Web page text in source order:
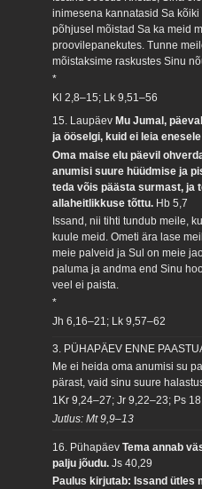
inimesena kannatasid Sa kõiki
põhjusel mõistad Sa ka meid
proovilepanekutes. Tunne
mõistaksime raskustes Sinu
*
Kl 2,8–15; Lk 9,51–56
15. Laupäev Mu Jumal,
ja ööselgi, kuid ei leia
Oma maise elu päevil
anumisi suure hüüdmise ja
teda võis päästa surmast, ja
allaheitlikkuse tõttu. Hb 5,7
Issand, nii tihti tundub meile,
kuule meid. Ometi ära lase
meie palveid ja Sul on meie
paluma ja andma end Sinu
veel ei paista.
*
Jh 6,16–21; Lk 9,57–62
3. PÜHAPÄEV ENNE
Me ei heida oma anumisi su
pärast, vaid sinu suure
1Kr 9,24–27; Jr 9,22–23; Ps
Jutlus: Mt 9,9–13
16. PühapäevTema annab
palju jõudu.Js 40,29
Paulus kirjutab: Issand ütles